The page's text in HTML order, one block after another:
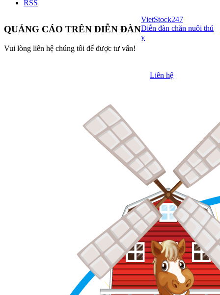
RSS
QUẢNG CÁO TRÊN DIỄN ĐÀN
Vui lòng liên hệ chúng tôi để được tư vấn!
Liên hệ
VietStock247
Diễn đàn chăn nuôi thú
y